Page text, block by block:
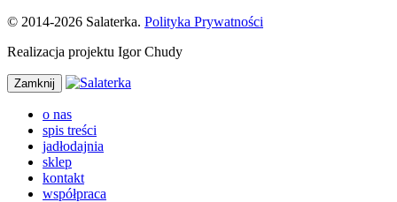
© 2014-2026 Salaterka. Polityka Prywatności
Realizacja projektu Igor Chudy
Zamknij
o nas
spis treści
jadłodajnia
sklep
kontakt
współpraca